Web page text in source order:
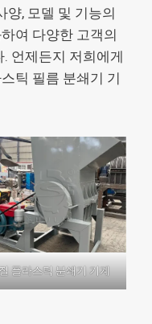
양, 모델 및 기능의
여 다양한 고객의
언제든지 저희에게
틱 필름 분쇄기 기
플라스틱 분쇄기 기계